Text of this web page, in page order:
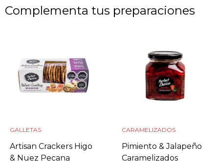
Complementa tus preparaciones
GALLETAS
Artisan Crackers Higo
& Nuez Pecana
CARAMELIZADOS
Pimiento & Jalapeño
Caramelizados